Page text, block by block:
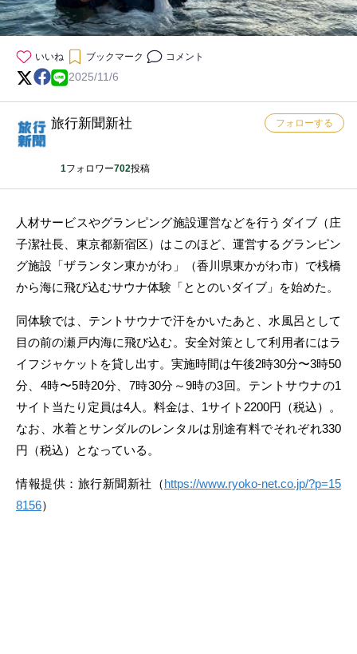
いいね ブックマーク コメント
2025/11/6
旅行新聞新社
1フォロワー702投稿
フォローする
人材サービスやグランピング施設運営などを行うダイブ（庄
子潔社長、東京都新宿区）はこのほど、運営するグランピン
グ施設「ザランタン東かがわ」（香川県東かがわ市）で桟橋
から海に飛び込むサウナ体験「ととのいダイブ」を始めた。
同体験では、テントサウナで汗をかいたあと、水風呂として
目の前の瀬戸内海に飛び込む。安全対策として利用者にはラ
イフジャケットを貸し出す。実施時間は午後2時30分〜3時50
分、4時〜5時20分、7時30分～9時の3回。テントサウナの1
サイト当たり定員は4人。料金は、1サイト2200円（税込）。
なお、水着とサンダルのレンタルは別途有料でそれぞれ330
円（税込）となっている。
情報提供：旅行新聞新社（https://www.ryoko-net.co.jp/?p=15
8156）